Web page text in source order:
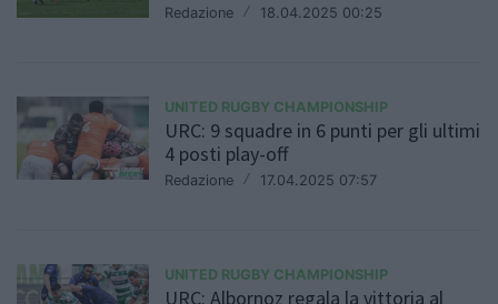
Redazione / 18.04.2025 00:25
UNITED RUGBY CHAMPIONSHIP
URC: 9 squadre in 6 punti per gli ultimi
4 posti play-off
Redazione / 17.04.2025 07:57
UNITED RUGBY CHAMPIONSHIP
URC: Albornoz regala la vittoria al